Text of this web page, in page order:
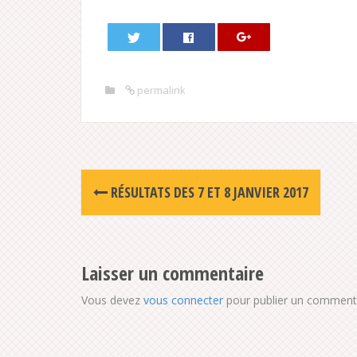
permalink
Post
navigation
RÉSULTATS DES 7 ET 8 JANVIER 2017
Laisser un commentaire
Vous devez vous connecterpour publier un